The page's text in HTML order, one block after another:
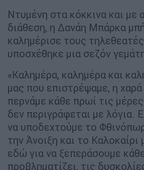
Ντυμένη στα κόκκινα και με
διάθεση, η Δανάη Μπάρκα
καλημέρισε τους
υποσχέθηκε μια σεζόν
«Καλημέρα, καλημέρα και
μας που επιστρέψαμε, η
περνάμε κάθε πρωί τις
δεν περιγράφεται με λόγια.
να υποδεχτούμε το
την Άνοιξη και το Καλοκαίρι
εδώ για να ξεπεράσουμε
προβληματίζει, τις